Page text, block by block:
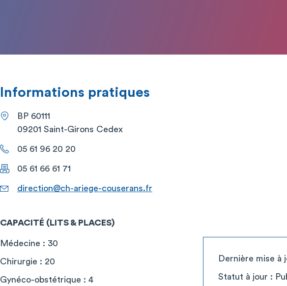
Informations pratiques
BP 60111
09201 Saint-Girons Cedex
05 61 96 20 20
05 61 66 61 71
direction@ch-ariege-couserans.fr
CAPACITÉ (LITS & PLACES)
Médecine : 30
Chirurgie : 20
Gynéco-obstétrique : 4
Dernière mise à
Statut à jour :